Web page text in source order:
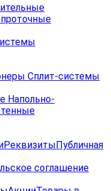
Сплит-системы
Напольно-
РеквизитыПубличная
соглашение